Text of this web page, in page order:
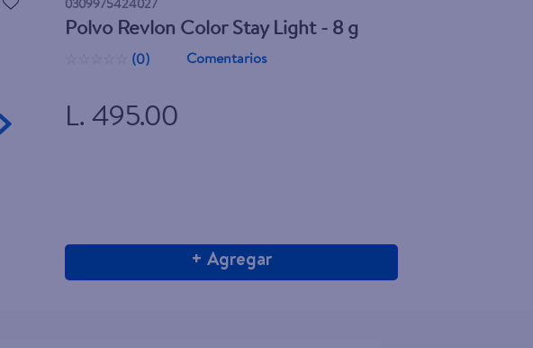
0309975424027
Polvo Revlon Color Stay Light - 8 g
(0) Comentarios
L. 495.00
+ Agregar